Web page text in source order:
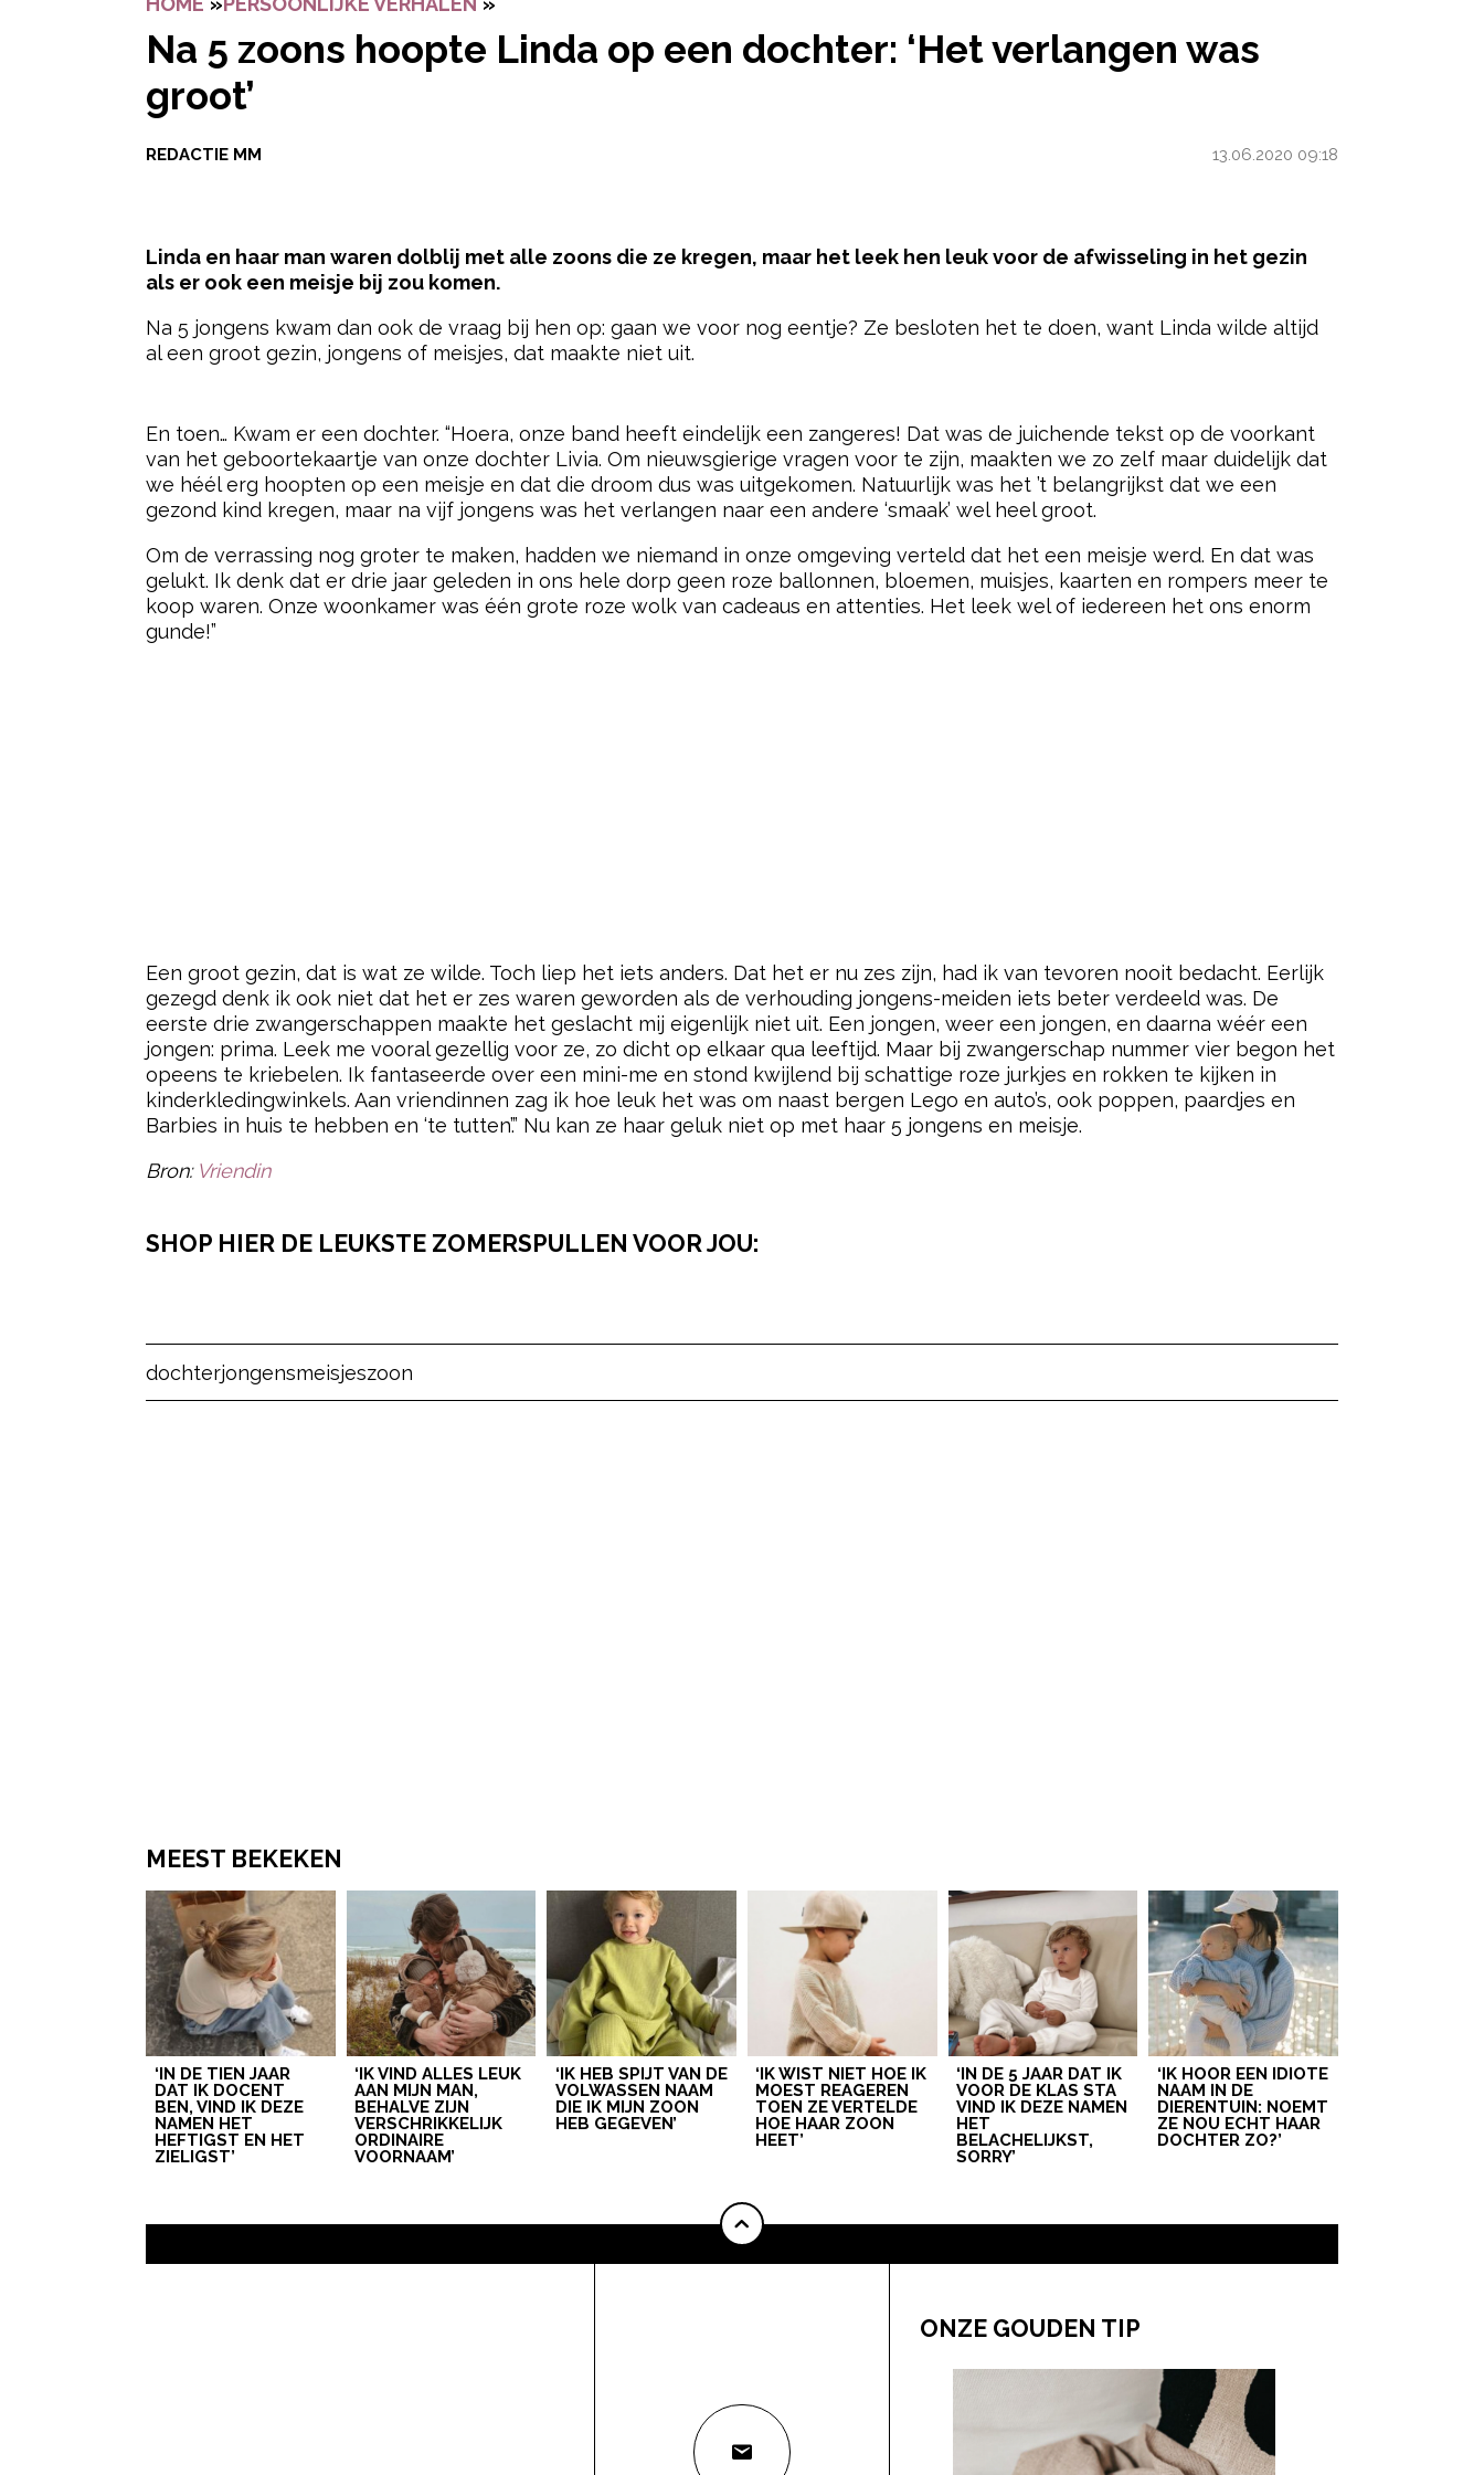
Na 5 zoons hoopte Linda op een dochter: ‘Het verlangen was
groot’
REDACTIE MM 13.06.2020 09:18
Linda en haar man waren dolblij met alle zoons die ze kregen, maar het leek hen leuk voor de afwisseling in het gezin
als er ook een meisje bij zou komen.
Na 5 jongens kwam dan ook de vraag bij hen op: gaan we voor nog eentje? Ze besloten het te doen, want Linda wilde altijd
al een groot gezin, jongens of meisjes, dat maakte niet uit.
En toen… Kwam er een dochter. “Hoera, onze band heeft eindelijk een zangeres! Dat was de juichende tekst op de voorkant
van het geboortekaartje van onze dochter Livia. Om nieuwsgierige vragen voor te zijn, maakten we zo zelf maar duidelijk dat
we héél erg hoopten op een meisje en dat die droom dus was uitgekomen. Natuurlijk was het ’t belangrijkst dat we een
gezond kind kregen, maar na vijf jongens was het verlangen naar een andere ‘smaak’ wel heel groot.
Om de verrassing nog groter te maken, hadden we niemand in onze omgeving verteld dat het een meisje werd. En dat was
gelukt. Ik denk dat er drie jaar geleden in ons hele dorp geen roze ballonnen, bloemen, muisjes, kaarten en rompers meer te
koop waren. Onze woonkamer was één grote roze wolk van cadeaus en attenties. Het leek wel of iedereen het ons enorm
gunde!”
Een groot gezin, dat is wat ze wilde. Toch liep het iets anders. Dat het er nu zes zijn, had ik van tevoren nooit bedacht. Eerlijk
gezegd denk ik ook niet dat het er zes waren geworden als de verhouding jongens-meiden iets beter verdeeld was. De
eerste drie zwangerschappen maakte het geslacht mij eigenlijk niet uit. Een jongen, weer een jongen, en daarna wéér een
jongen: prima. Leek me vooral gezellig voor ze, zo dicht op elkaar qua leeftijd. Maar bij zwangerschap nummer vier begon het
opeens te kriebelen. Ik fantaseerde over een mini-me en stond kwijlend bij schattige roze jurkjes en rokken te kijken in
kinderkledingwinkels. Aan vriendinnen zag ik hoe leuk het was om naast bergen Lego en auto’s, ook poppen, paardjes en
Barbies in huis te hebben en ‘te tutten’.” Nu kan ze haar geluk niet op met haar 5 jongens en meisje.
Bron: Vriendin
SHOP HIER DE LEUKSTE ZOMERSPULLEN VOOR JOU:
dochterjongensmeisjeszoon
MEEST BEKEKEN
‘IN DE TIEN JAAR
DAT IK DOCENT
BEN, VIND IK DEZE
NAMEN HET
HEFTIGST EN HET
ZIELIGST’
‘IK VIND ALLES LEUK
AAN MIJN MAN,
BEHALVE ZIJN
VERSCHRIKKELIJK
ORDINAIRE
VOORNAAM’
‘IK HEB SPIJT VAN DE
VOLWASSEN NAAM
DIE IK MIJN ZOON
HEB GEGEVEN’
‘IK WIST NIET HOE IK
MOEST REAGEREN
TOEN ZE VERTELDE
HOE HAAR ZOON
HEET’
‘IN DE 5 JAAR DAT IK
VOOR DE KLAS STA
VIND IK DEZE NAMEN
HET
BELACHELIJKST,
SORRY’
‘IK HOOR EEN IDIOTE
NAAM IN DE
DIERENTUIN: NOEMT
ZE NOU ECHT HAAR
DOCHTER ZO?’
ONZE GOUDEN TIP